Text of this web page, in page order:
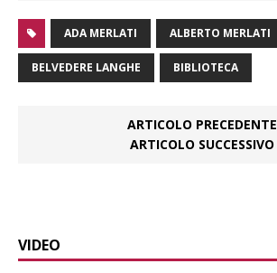
ADA MERLATI ALBERTO MERLATI
BELVEDERE LANGHE BIBLIOTECA
ARTICOLO PRECEDENTE
ARTICOLO SUCCESSIVO
VIDEO